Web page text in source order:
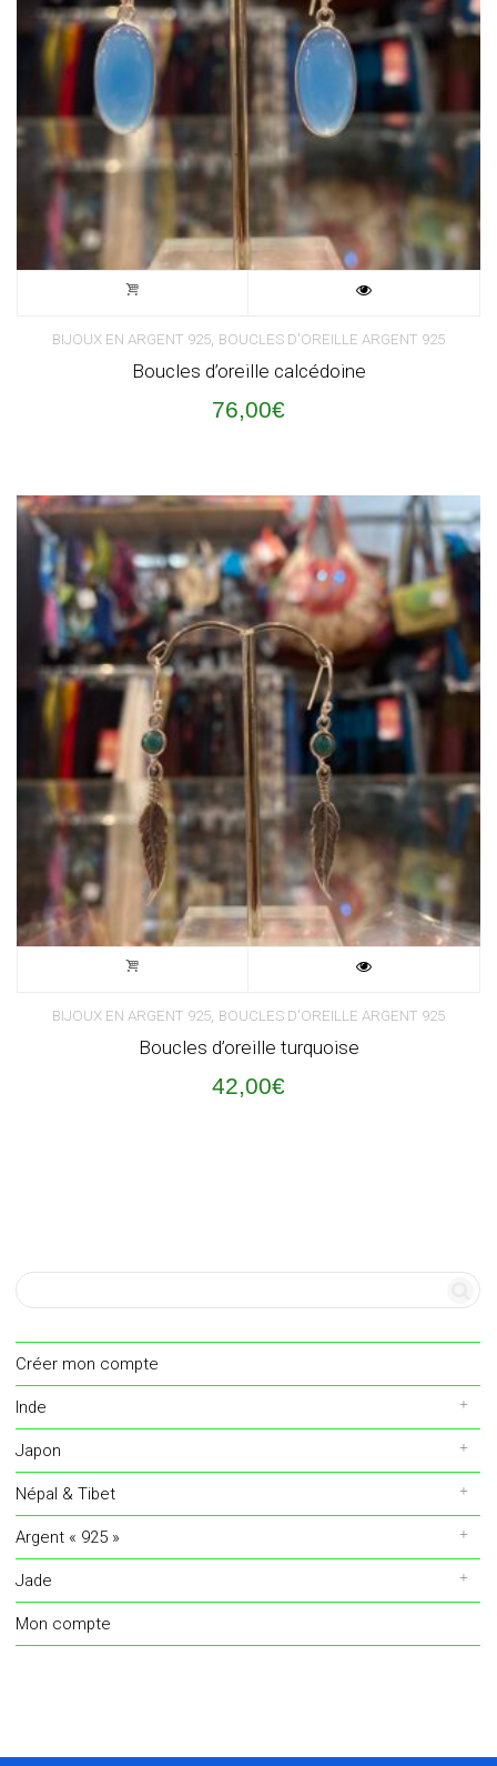
BIJOUX EN ARGENT 925, BOUCLES D'OREILLE ARGENT 925
Boucles d’oreille calcédoine
76,00€
BIJOUX EN ARGENT 925, BOUCLES D'OREILLE ARGENT 925
Boucles d’oreille turquoise
42,00€
Créer mon compte
Inde
Japon
Népal & Tibet
Argent « 925 »
Jade
Mon compte